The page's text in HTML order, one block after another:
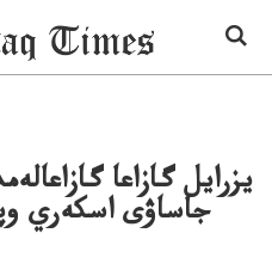
يزرايل گازاعا
جاساۋى اسكەري